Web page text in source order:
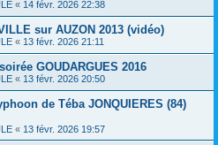
« 14 févr. 2026 22:38
sur AUZON 2013 (vidéo)
« 13 févr. 2026 21:11
GOUDARGUES 2016
« 13 févr. 2026 20:50
de Téba JONQUIERES (84)
« 13 févr. 2026 19:57